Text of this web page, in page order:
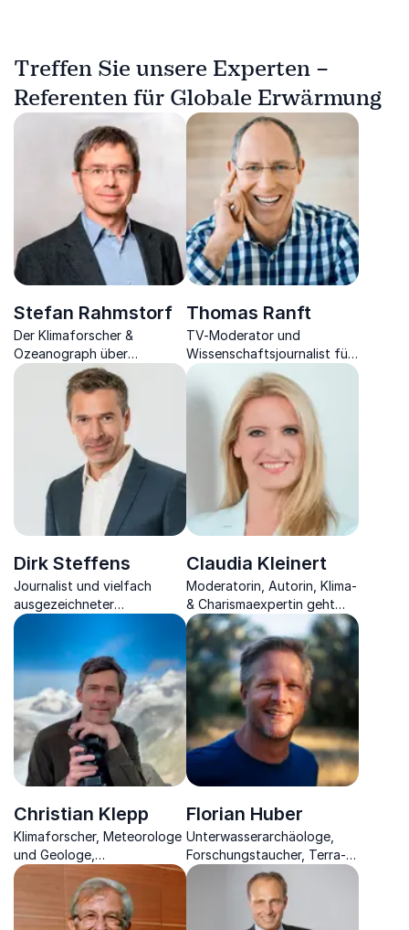
Treffen Sie unsere Experten –
Referenten für Globale Erwärmung
Stefan Rahmstorf
Der Klimaforscher &
Ozeanograph über
Anzeichen des Klimawandels
und Ansätze zur
langfristigen Lösung.
Thomas Ranft
TV-Moderator und
Wissenschaftsjournalist für
Klimawandel & Wetter,
Nachhaltigkeit & Mobilität.
Dirk Steffens
Journalist und vielfach
ausgezeichneter
Filmemacher, bekannter
Reise-, Natur- und
Wissenschaftsmoderator &
Speaker über die
Wichtigkeit von
Biodiversität.
Claudia Kleinert
Moderatorin, Autorin, Klima-
& Charismaexpertin geht
Wettergeschehnissen auf
den Grund und vermittelt
die Charisma-Formel.
Christian Klepp
Klimaforscher, Meteorologe
und Geologe,
Bestsellerautor und
preisgekrönter
Landschaftsfotograf.
Florian Huber
Unterwasserarchäologe,
Forschungstaucher, Terra-
X-Moderator und Autor
über Performance in der
Naturwissenschaft.